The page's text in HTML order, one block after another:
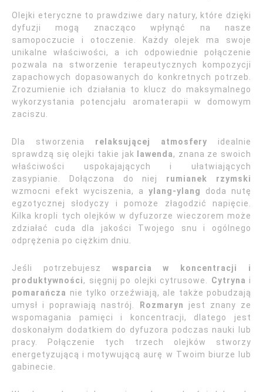
Olejki eteryczne to prawdziwe dary natury, które dzięki
dyfuzji mogą znacząco wpłynąć na nasze
samopoczucie i otoczenie. Każdy olejek ma swoje
unikalne właściwości, a ich odpowiednie połączenie
pozwala na stworzenie terapeutycznych kompozycji
zapachowych dopasowanych do konkretnych potrzeb.
Zrozumienie ich działania to klucz do maksymalnego
wykorzystania potencjału aromaterapii w domowym
zaciszu.
Dla stworzenia relaksującej atmosfery idealnie
sprawdzą się olejki takie jak
lawenda, znana ze swoich
właściwości uspokajających i ułatwiających
zasypianie. Dołączona do niej rumianek rzymski
wzmocni efekt wyciszenia, a ylang-ylang
doda nutę
egzotycznej słodyczy i pomoże złagodzić napięcie.
Kilka kropli tych olejków w dyfuzorze wieczorem może
zdziałać cuda dla jakości Twojego snu i ogólnego
odprężenia po ciężkim dniu.
Jeśli potrzebujesz wsparcia w koncentracji i
produktywności, sięgnij po olejki cytrusowe. Cytryna i
pomarańcza nie tylko orzeźwiają, ale także pobudzają
umysł i poprawiają nastrój.
Rozmaryn jest znany ze
wspomagania pamięci i koncentracji, dlatego jest
doskonałym dodatkiem do dyfuzora podczas nauki lub
pracy. Połączenie tych trzech olejków stworzy
energetyzującą i motywującą aurę w Twoim biurze lub
gabinecie.